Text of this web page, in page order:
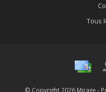
Tous
© Copyright 2026 Mirage -